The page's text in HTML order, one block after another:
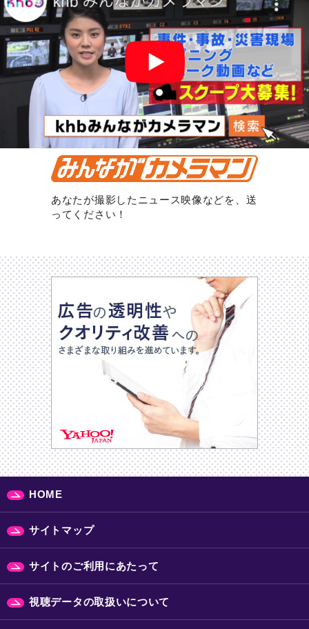
あなたが撮影したニュース映像などを、送
ってください！
HOME
サイトマップ
サイトのご利用にあたって
視聴データの取扱いについて